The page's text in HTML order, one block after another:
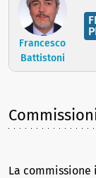
Francesco
Battistoni
La commissione